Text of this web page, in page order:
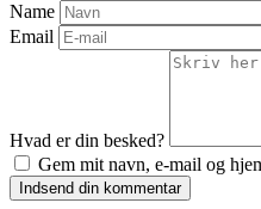
Name
Email
Hvad er din besked?
Gem mit navn, e-mail og
Indsend din kommentar